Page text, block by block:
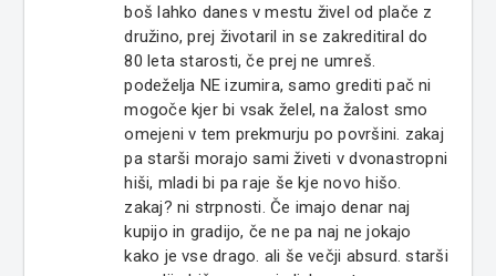
boš lahko danes v mestu živel od plače z
družino, prej životaril in se zakreditiral do
80 leta starosti, če prej ne umreš.
podeželja NE izumira, samo grediti pač ni
mogoče kjer bi vsak želel, na žalost smo
omejeni v tem prekmurju po površini. zakaj
pa starši morajo sami živeti v dvonastropni
hiši, mladi bi pa raje še kje novo hišo.
zakaj? ni strpnosti. Če imajo denar naj
kupijo in gradijo, če ne pa naj ne jokajo
kako je vse drago. ali še večji absurd. starši